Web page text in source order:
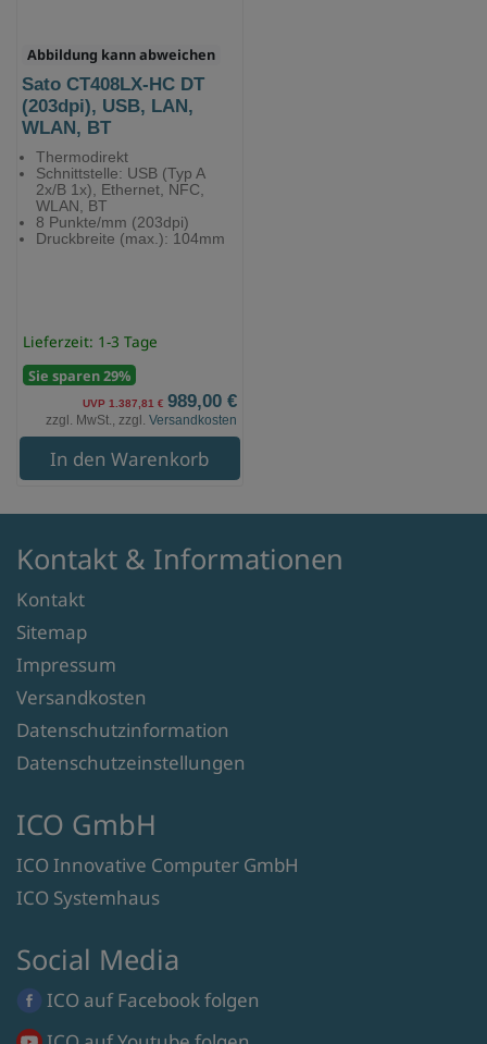
Abbildung kann abweichen
Sato CT408LX-HC DT
(203dpi), USB, LAN,
WLAN, BT
Thermodirekt
Schnittstelle: USB (Typ A
2x/B 1x), Ethernet, NFC,
WLAN, BT
8 Punkte/mm (203dpi)
Druckbreite (max.): 104mm
Lieferzeit: 1-3 Tage
Sie sparen 29%
UVP 1.387,81 € 989,00 €
zzgl. MwSt., zzgl. Versandkosten
In den Warenkorb
Kontakt & Informationen
Kontakt
Sitemap
Impressum
Versandkosten
Datenschutzinformation
Datenschutzeinstellungen
ICO GmbH
ICO Innovative Computer GmbH
ICO Systemhaus
Social Media
ICO aufFacebookfolgen